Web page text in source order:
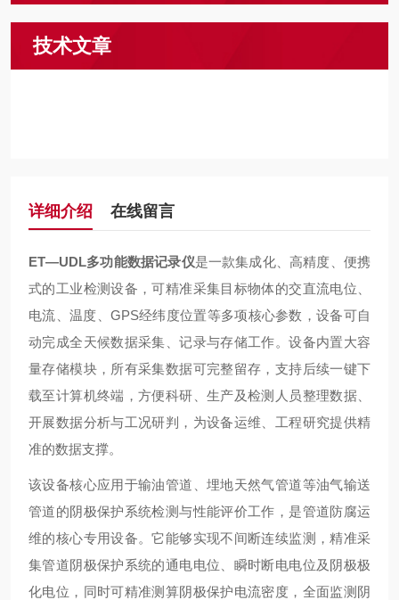
技术文章
详细介绍 在线留言
ET—UDL多功能数据记录仪是一款集成化、高精度、便携
式的工业检测设备，可精准采集目标物体的交直流电位、
电流、温度、GPS经纬度位置等多项核心参数，设备可自
动完成全天候数据采集、记录与存储工作。设备内置大容
量存储模块，所有采集数据可完整留存，支持后续一键下
载至计算机终端，方便科研、生产及检测人员整理数据、
开展数据分析与工况研判，为设备运维、工程研究提供精
准的数据支撑。
该设备核心应用于输油管道、埋地天然气管道等油气输送
管道的阴极保护系统检测与性能评价工作，是管道防腐运
维的核心专用设备。它能够实现不间断连续监测，精准采
集管道阴极保护系统的通电电位、瞬时断电电位及阴极极
化电位，同时可精准测算阴极保护电流密度，全面监测阴